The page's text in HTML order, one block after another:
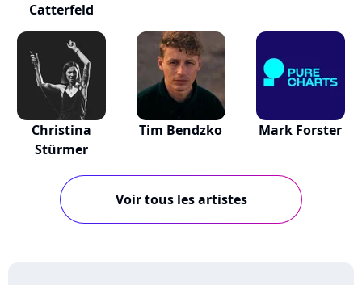
Catterfeld
Christina
Stürmer
Tim Bendzko Mark Forster
Voir tous les artistes